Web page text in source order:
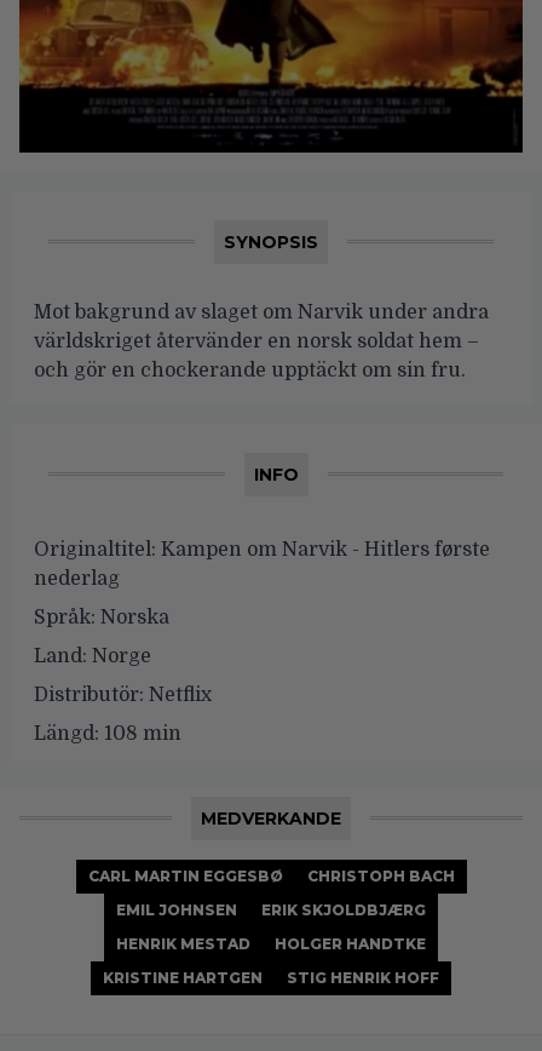
SYNOPSIS
Mot bakgrund av slaget om Narvik under andra
världskriget återvänder en norsk soldat hem –
och gör en chockerande upptäckt om sin fru.
INFO
Originaltitel: Kampen om Narvik - Hitlers første
nederlag
Språk: Norska
Land: Norge
Distributör: Netflix
Längd: 108 min
MEDVERKANDE
CARL MARTIN EGGESBØ
CHRISTOPH BACH
EMIL JOHNSEN
ERIK SKJOLDBJÆRG
HENRIK MESTAD
HOLGER HANDTKE
KRISTINE HARTGEN
STIG HENRIK HOFF